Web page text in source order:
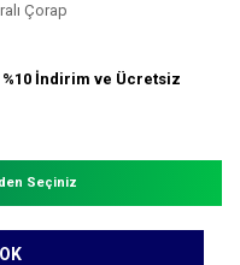
Çorap
%10 İndirim ve Ücretsiz
Seçiniz